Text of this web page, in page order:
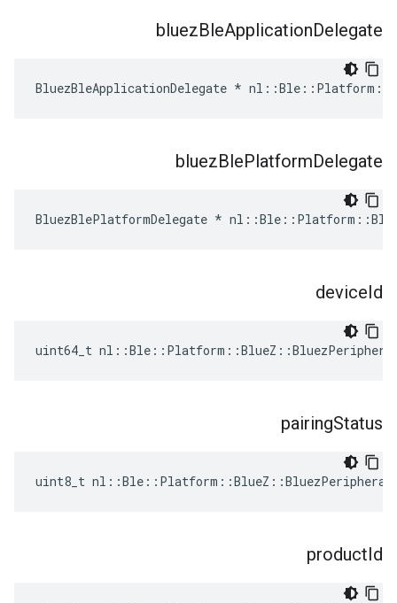
bluezBleApplicationDelegate
BluezBleApplicationDelegate *
bluezBlePlatformDelegate
BluezBlePlatformDelegate *
deviceId
uint64_t
pairingStatus
uint8_t
productId